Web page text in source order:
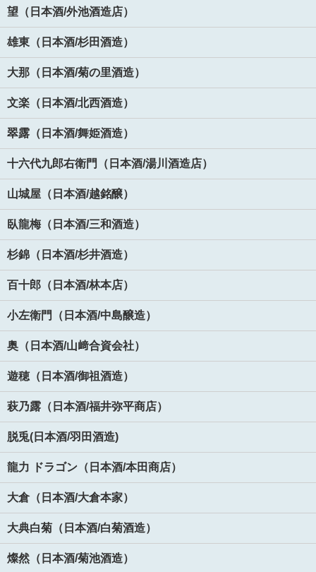
望（日本酒/外池酒造店）
雄東（日本酒/杉田酒造）
大那（日本酒/菊の里酒造）
文楽（日本酒/北西酒造）
翠露（日本酒/舞姫酒造）
十六代九郎右衛門（日本酒/湯川酒造店）
山城屋（日本酒/越銘醸）
臥龍梅（日本酒/三和酒造）
杉錦（日本酒/杉井酒造）
百十郎（日本酒/林本店）
小左衛門（日本酒/中島醸造）
奥（日本酒/山﨑合資会社）
遊穂（日本酒/御祖酒造）
萩乃露（日本酒/福井弥平商店）
脱兎(日本酒/羽田酒造)
龍力 ドラゴン（日本酒/本田商店）
大倉（日本酒/大倉本家）
大典白菊（日本酒/白菊酒造）
燦然（日本酒/菊池酒造）